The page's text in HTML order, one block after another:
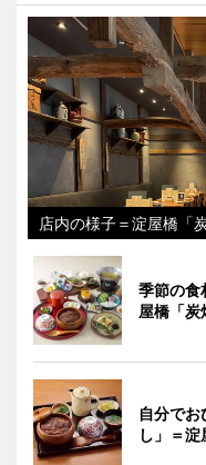
店内の様子＝淀屋橋「
季節の食
屋橋「炭
自分で
し」＝淀